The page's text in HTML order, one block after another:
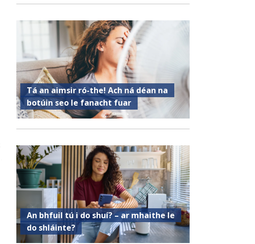
Tá an aimsir ró-the! Ach ná déan na
botúin seo le fanacht fuar
An bhfuil tú i do shuí? – ar mhaithe le
do shláinte?